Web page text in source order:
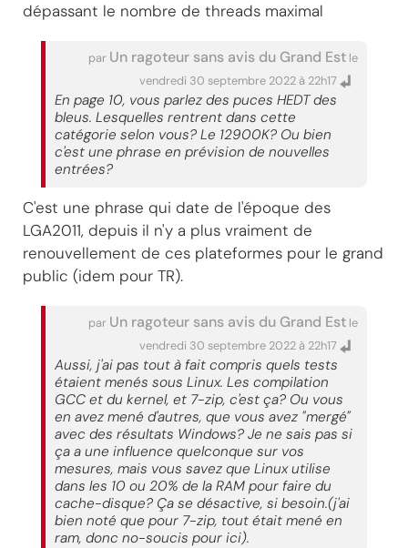
dépassant le nombre de threads maximal
par Un ragoteur sans avis du Grand Est le
vendredi 30 septembre 2022 à 22h17
En page 10, vous parlez des puces HEDT des
bleus. Lesquelles rentrent dans cette
catégorie selon vous? Le 12900K? Ou bien
c'est une phrase en prévision de nouvelles
entrées?
C'est une phrase qui date de l'époque des
LGA2011, depuis il n'y a plus vraiment de
renouvellement de ces plateformes pour le grand
public (idem pour TR).
par Un ragoteur sans avis du Grand Est le
vendredi 30 septembre 2022 à 22h17
Aussi, j'ai pas tout à fait compris quels tests
étaient menés sous Linux. Les compilation
GCC et du kernel, et 7-zip, c'est ça? Ou vous
en avez mené d'autres, que vous avez "mergé"
avec des résultats Windows? Je ne sais pas si
ça a une influence quelconque sur vos
mesures, mais vous savez que Linux utilise
dans les 10 ou 20% de la RAM pour faire du
cache-disque? Ça se désactive, si besoin.(j'ai
bien noté que pour 7-zip, tout était mené en
ram, donc no-soucis pour ici).